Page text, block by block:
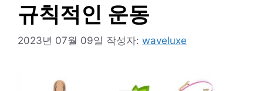
규칙적인 운동
2023년 07월 09일 작성자: waveluxe